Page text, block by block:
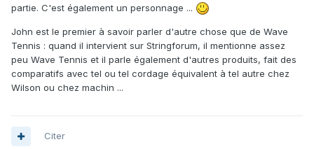
partie. C'est également un personnage ...
John est le premier à savoir parler d'autre chose que de Wave
Tennis : quand il intervient sur Stringforum, il mentionne assez
peu Wave Tennis et il parle également d'autres produits, fait des
comparatifs avec tel ou tel cordage équivalent à tel autre chez
Wilson ou chez machin ...
Citer